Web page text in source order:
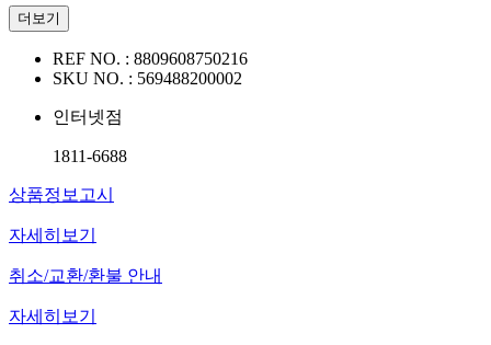
더보기
REF NO. : 8809608750216
SKU NO. : 569488200002
인터넷점
1811-6688
상품정보고시
자세히보기
취소/교환/환불 안내
자세히보기